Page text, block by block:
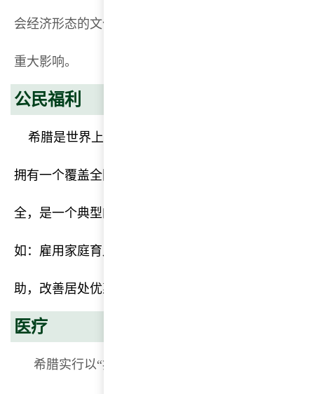
会经济形态的文化，其发展与奴隶占有制密不可分，
重大影响。
公民福利
希腊是世界上实行社会福利制度最早的国家之一。
拥有一个覆盖全国相当完善的社会福利网，社会福利
全，是一个典型的高福利国家。希腊公民享受各类家
如：雇用家庭育儿保姆补助、孩子入学前补助、上学
助，改善居处优惠贷款等。
医疗
希腊实行以“疾病保险”为主的混合型医疗保健服